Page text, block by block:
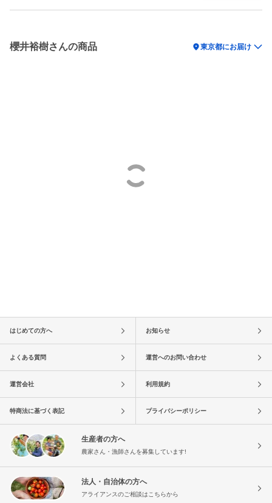
櫻井裕樹さんの商品 location_on東京都にお届け
はじめての方へ お知らせ
よくある質問 運営へのお問い合わせ
運営会社 利用規約
特商法に基づく表記 プライバシーポリシー
生産者の方へ
農家さん・漁師さんを募集しています!
法人・自治体の方へ
アライアンスのご相談はこちらから